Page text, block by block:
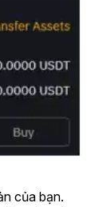
của bạn.